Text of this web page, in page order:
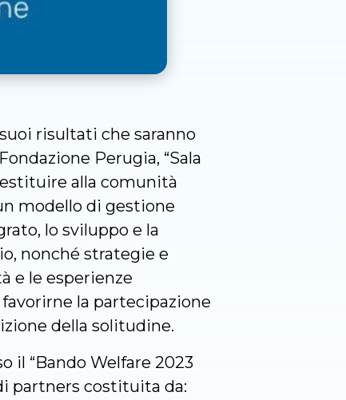
risultati che saranno
Perugia, “Sala
alla comunità
modello di gestione
lo sviluppo e la
nonché strategie e
e le esperienze
la partecipazione
della solitudine.
il “Bando Welfare 2023
partners costituita da: